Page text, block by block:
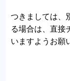
つきましては、
る場合は、直接
いますようお願